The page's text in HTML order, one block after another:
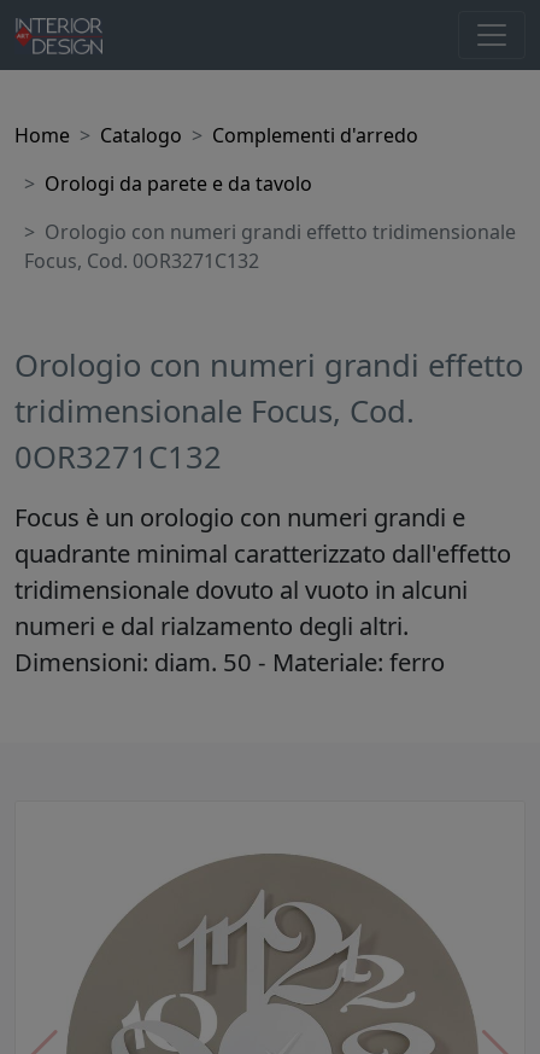
Home Catalogo
Complementi d'arredo
Orologi da parete e da tavolo
Orologio con numeri grandi effetto tridimensionale
Focus, Cod. 0OR3271C132
Orologio con numeri grandi effetto
tridimensionale Focus, Cod.
0OR3271C132
Focus è un orologio con numeri grandi e
quadrante minimal caratterizzato dall'effetto
tridimensionale dovuto al vuoto in alcuni
numeri e dal rialzamento degli altri.
Dimensioni: diam. 50 - Materiale: ferro